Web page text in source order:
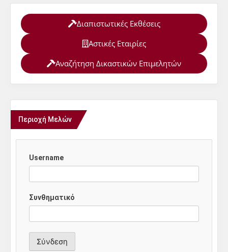
Διαπιστωτικές Εκθέσεις
Αστικές Εταιρίες
Αναζήτηση Δικαστικών Επιμελητών
Περιοχή Μελών
Username
Συνθηματικό